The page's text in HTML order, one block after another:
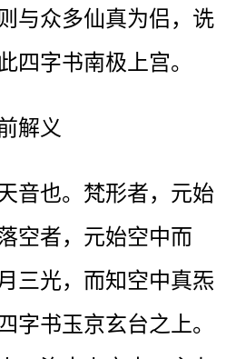
与众多仙真为侣，诜
四字书南极上宫。
解义
音也。梵形者，元始
空者，元始空中而
三光，而知空中真炁
字书玉京玄台之上。